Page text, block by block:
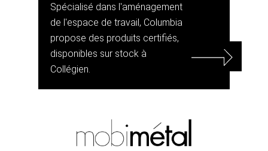
Spécialisé dans l'aménagement
de l'espace de travail, Columbia
propose des produits certifiés,
disponibles sur stock à
Collégien.